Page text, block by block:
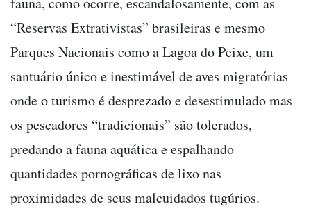
“Reservas Extrativistas” brasileiras e mesmo
Parques Nacionais como a Lagoa do Peixe, um
santuário único e inestimável de aves migratórias
onde o turismo é desprezado e desestimulado mas
os pescadores “tradicionais” são tolerados,
predando a fauna aquática e espalhando
quantidades pornográficas de lixo nas
proximidades de seus malcuidados tugúrios.